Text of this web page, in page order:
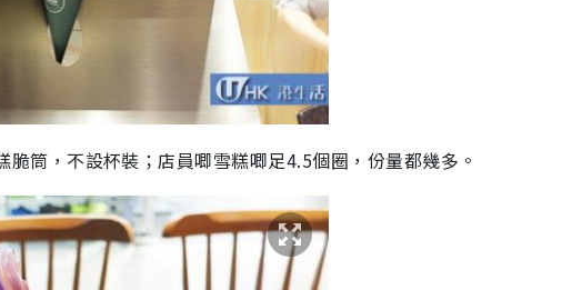
筒，不設杯裝；店員唧雪糕唧足4.5個圈，份量都幾多。